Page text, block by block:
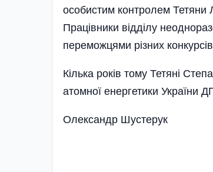
особистим контролем Тетяни
Працівники відділу
переможцями різних
Кілька років тому Тетяні
атомної енергетики України
Олександр Шустерук